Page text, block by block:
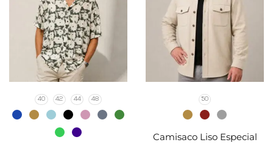
40 42 44 48 50
Camisaco Liso Especial